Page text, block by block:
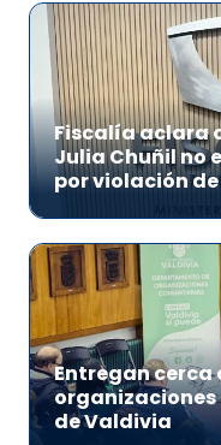
Fiscalía aclara
Julia Chuñil no
por violación
Entregan cerca
de Valdivia